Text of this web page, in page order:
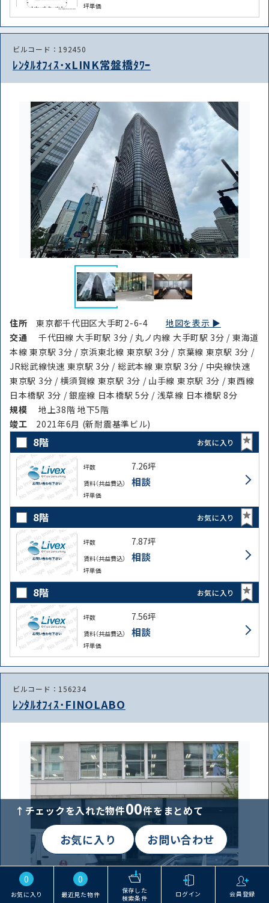
0
お気に入り
0
最近見た物件
保存した
検索条件
ログイン 会員登録
坪単価
ビルコード：192450
ﾚﾝﾀﾙｵﾌｨｽ･xLINK常盤橋ﾀﾜｰ
住所東京都千代田区大手町2-6-4地図を表示 ▶︎
交通
千代田線 大手町駅 3分 / 丸ノ内線 大手町駅 3分 / 東海道
本線 東京駅 3分 / 京浜東北線 東京駅 3分 / 京葉線 東京駅 3分 /
JR総武線快速 東京駅 3分 / 総武本線 東京駅 3分 / 中央線快速
東京駅 3分 / 横須賀線 東京駅 3分 / 山手線 東京駅 3分 / 東西線
日本橋駅 3分 / 銀座線 日本橋駅 5分 / 浅草線 日本橋駅 8分
規模
地上38階 地下5階
竣⼯ 2021年6月 (新耐震基準ビル)
8階 お気に入り
坪数 7.26坪
賃料（共益費込） 相談
坪単価
8階 お気に入り
坪数 7.87坪
賃料（共益費込） 相談
坪単価
8階 お気に入り
坪数 7.56坪
賃料（共益費込） 相談
坪単価
ビルコード：156234
ﾚﾝﾀﾙｵﾌｨｽ･FINOLABO
↑チェックを入れた物件00件をまとめて
お気に入り お問い合わせ